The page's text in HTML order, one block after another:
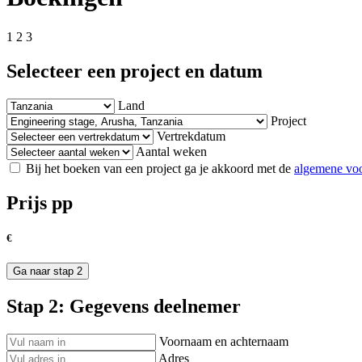
1 2 3
Selecteer een project en datum
Land
Project
Vertrekdatum
Aantal weken
Bij het boeken van een project ga je akkoord met de algemene
Prijs pp
€
Ga naar stap 2
Stap 2: Gegevens deelnemer
Voornaam en achternaam
Adres